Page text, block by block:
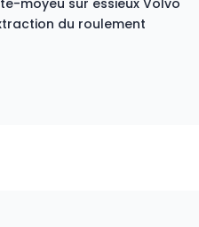
du roulement